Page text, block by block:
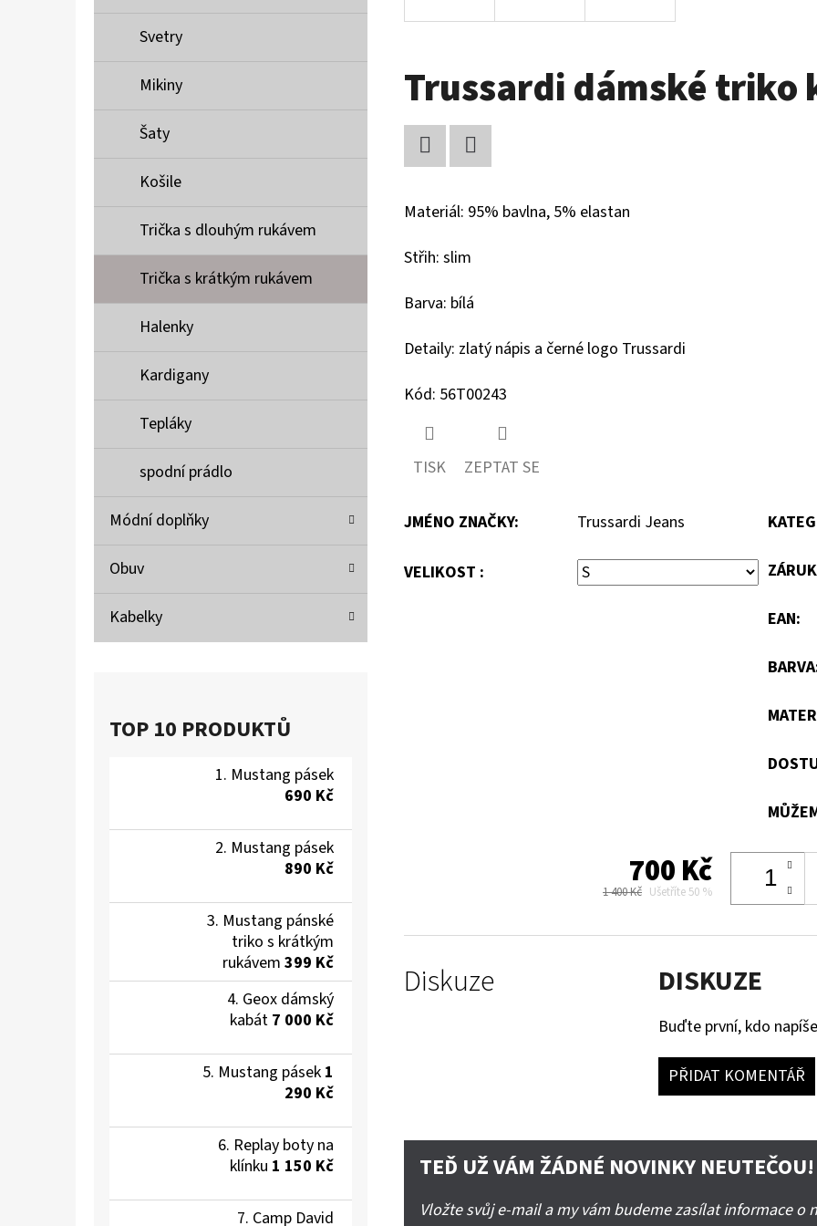
Svetry
Mikiny
Šaty
Košile
Trička s dlouhým rukávem
Trička s krátkým rukávem
Halenky
Kardigany
Tepláky
spodní prádlo
Módní doplňky
Obuv
Kabelky
TOP 10 PRODUKTŮ
Mustang pásek
690 Kč
Mustang pásek
890 Kč
Mustang pánské
triko s krátkým
rukávem 399 Kč
Geox dámský
kabát 7 000 Kč
Mustang pásek 1
290 Kč
Replay boty na
klínku 1 150 Kč
Camp David
Trussardi dámské
Materiál: 95% bavlna, 5% elastan
Střih: slim
Barva: bílá
Detaily: zlatý nápis a černé logo Trussardi
Kód: 56T00243
TISK ZEPTAT SE
JMÉNO ZNAČKY: Trussardi Jeans
VELIKOST :
EAN:
BARVA
700 Kč
1 400 Kč Ušetříte 50 %
Diskuze DISKUZE
Buďte první, kdo
PŘIDAT KOMENTÁŘ
TEĎ UŽ VÁM ŽÁDNÉ NOVINKY NEUTEČOU!
Vložte svůj e-mail a my vám budeme zasílat informace